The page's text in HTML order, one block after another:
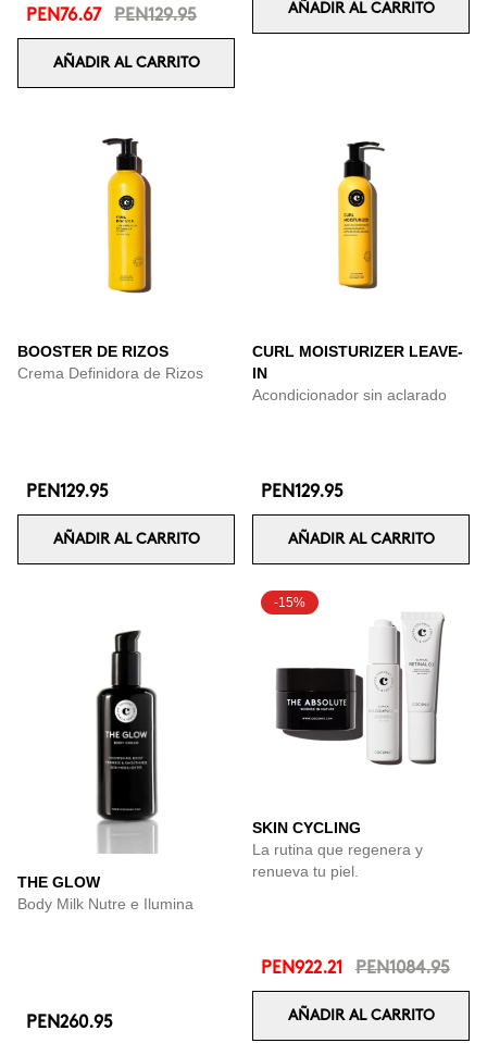
PEN76.67 PEN129.95
AÑADIR AL CARRITO
AÑADIR AL CARRITO
BOOSTER DE RIZOS
Crema Definidora de Rizos
PEN129.95
AÑADIR AL CARRITO
CURL MOISTURIZER LEAVE-
IN
Acondicionador sin aclarado
PEN129.95
AÑADIR AL CARRITO
THE GLOW
Body Milk Nutre e Ilumina
PEN260.95
-15%
SKIN CYCLING
La rutina que regenera y
renueva tu piel.
PEN922.21 PEN1084.95
AÑADIR AL CARRITO